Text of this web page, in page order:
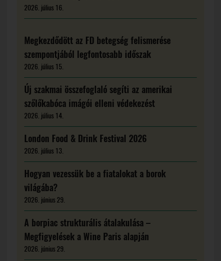
2026. július 16.
Megkezdődött az FD betegség felismerése
szempontjából legfontosabb időszak
2026. július 15.
Új szakmai összefoglaló segíti az amerikai
szőlőkabóca imágói elleni védekezést
2026. július 14.
London Food & Drink Festival 2026
2026. július 13.
Hogyan vezessük be a fiatalokat a borok
világába?
2026. június 29.
A borpiac strukturális átalakulása –
Megfigyelések a Wine Paris alapján
2026. június 29.